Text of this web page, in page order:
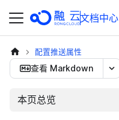
文档中心
配置推送属性
查看 Markdown
本页总览